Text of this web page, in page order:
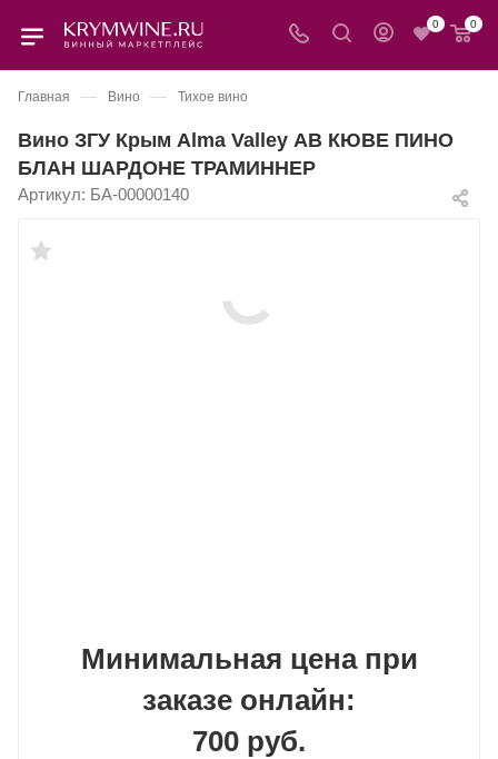
0 0
Главная — Вино — Тихое вино
Вино ЗГУ Крым Alma Valley АВ КЮВЕ ПИНО
БЛАН ШАРДОНЕ ТРАМИННЕР
Артикул: БА-00000140
Минимальная цена при
заказе онлайн:
700 руб.